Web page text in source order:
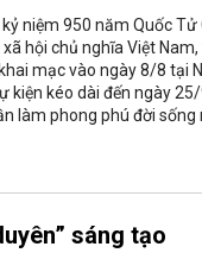
niệm 950 năm Quốc
hội chủ nghĩa Việt
mạc vào ngày 8/8 tại
kiện kéo dài đến ngày
làm phong phú đời
sáng tạo